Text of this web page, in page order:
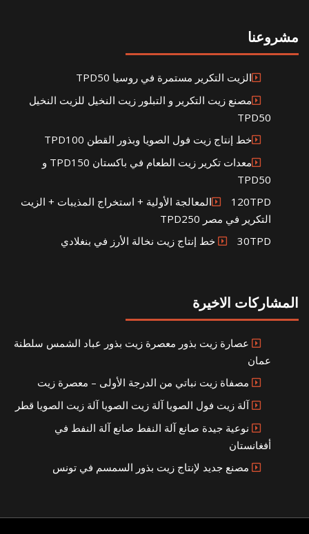
مشروعنا
الزيت التكرير مستمرة في روسيا TPD50
مصنع زيت التكرير و التبلور زيت النخيل للزيت النخيل
TPD50
خط إنتاج زيت فول الصويا وبذور القطن TPD100
معدات تكرير زيت الطعام في باكستان TPD150 و
TPD50
120TPDالمعالجة الأولية + استخراج المذيبات + الزيت
التكرير في مصر TPD250
30TPD خط إنتاج زيت نخالة الأرز في بنغلادي
المشاركات الاخيرة
عصارة زيت بذور معصرة زيت بذور عباد الشمس سلطنة
عمان
مصفاة زيت نباتي من الدرجة الأولى – معصرة زيت
آلة زيت فول الصويا آلة زيت الصويا آلة زيت الصويا قطر
نوعية جيدة صانع آلة النفط صانع آلة النفط في
أفغانستان
مصنع جديد لإنتاج زيت بذور السمسم في تونس